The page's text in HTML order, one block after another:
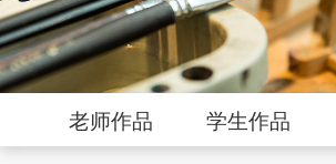
老师作品 学生作品